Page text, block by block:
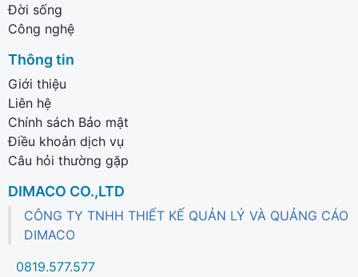
Đời sống
Công nghệ
Thông tin
Giới thiệu
Liên hệ
Chính sách Bảo mật
Điều khoản dịch vụ
Câu hỏi thường gặp
DIMACO CO.,LTD
CÔNG TY TNHH THIẾT KẾ QUẢN LÝ VÀ QUẢNG CÁO
DIMACO
0819.577.577